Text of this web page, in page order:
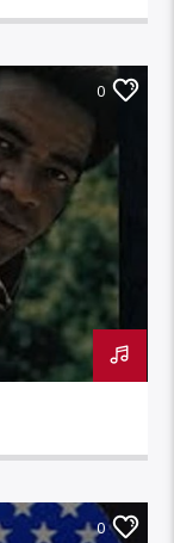
0
0